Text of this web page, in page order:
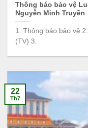
Thông báo bảo vệ
Nguyễn Minh Truyền
1. Thông báo bảo vệ
(TV) 3.
22
Th7